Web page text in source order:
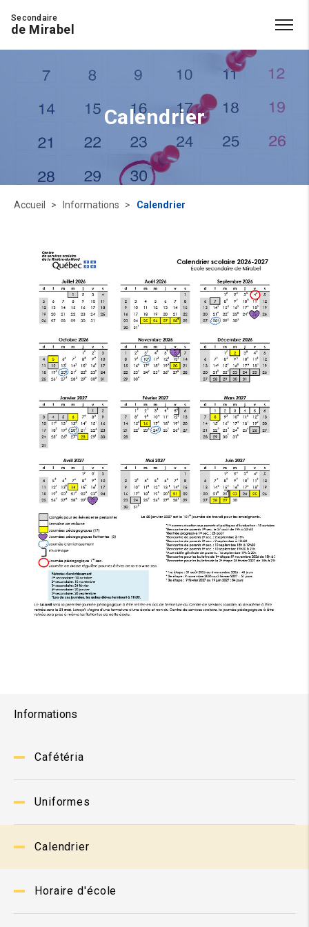
Secondaire
de Mirabel
Calendrier
Informations
Cafétéria
Uniformes
Calendrier
Horaire d'école
Accueil Informations Calendrier